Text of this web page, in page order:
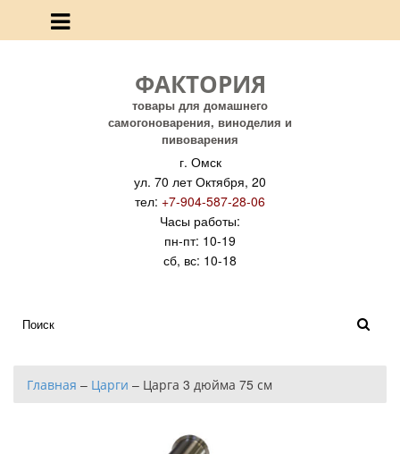
ФАКТОРИЯ
товары для домашнего
самогоноварения, виноделия и
пивоварения
г. Омск
ул. 70 лет Октября, 20
тел: +7-904-587-28-06
Часы работы:
пн-пт: 10-19
сб, вс: 10-18
Главная – Царги – Царга 3 дюйма 75 см